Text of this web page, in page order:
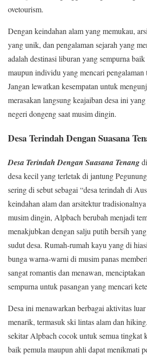
ovetourism.
Dengan keindahan alam yang memukau,
yang unik, dan pengalaman sejarah yang
adalah destinasi liburan yang sempurna
maupun individu yang mencari pengalaman
Jangan lewatkan kesempatan untuk
merasakan langsung keajaiban desa ini
negeri dongeng saat musim dingin.
Desa Terindah Dengan Suasana
Desa Terindah Dengan Suasana Tenang
desa kecil yang terletak di jantung
sering di sebut sebagai “desa terindah di
keindahan alam dan arsitektur
musim dingin, Alpbach berubah menjadi
menakjubkan dengan salju putih bersih
sudut desa. Rumah-rumah kayu yang di
bunga warna-warni di musim panas
sangat romantis dan menawan, menciptakan
sempurna untuk pasangan yang mencari
Desa ini menawarkan berbagai aktivitas
menarik, termasuk ski lintas alam dan
sekitar Alpbach cocok untuk semua tingkat
baik pemula maupun ahli dapat menikmati